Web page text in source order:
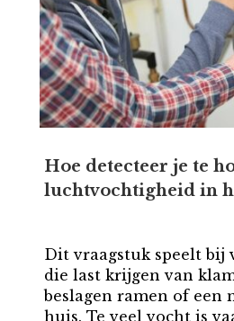
Hoe detecteer je te
luchtvochtigheid in
Dit vraagstuk speelt bij
die last krijgen van
beslagen ramen of een
huis. Te veel vocht is